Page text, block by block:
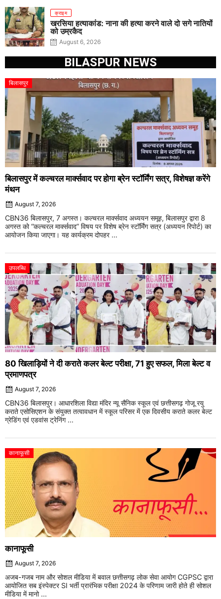
क्राइम
खरसिया हत्याकांड: नाना की हत्या करने वाले दो सगे नातियों
को उम्रकैद
August 6, 2026
BILASPUR NEWS
बिलासपुर
बिलासपुर में कल्चरल मार्क्सवाद पर होगा ब्रेन स्टॉर्मिंग सत्र, विशेषज्ञ करेंगे
मंथन
August 7, 2026
CBN36 बिलासपुर, 7 अगस्त। कल्चरल मार्क्सवाद अध्ययन समूह, बिलासपुर द्वारा 8
अगस्त को “कल्चरल मार्क्सवाद” विषय पर विशेष ब्रेन स्टॉर्मिंग सत्र (अध्ययन रिपोर्ट) का
आयोजन किया जाएगा। यह कार्यक्रम दोपहर ...
उपलब्धि
80 खिलाड़ियों ने दी कराते कलर बेल्ट परीक्षा, 71 हुए सफल, मिला बेल्ट व
प्रमाणपत्र
August 7, 2026
CBN36 बिलासपुर। आधारशिला विद्या मंदिर न्यू सैनिक स्कूल एवं छत्तीसगढ़ गोजू रयु
कराते एसोसिएशन के संयुक्त तत्वावधान में स्कूल परिसर में एक दिवसीय कराते कलर बेल्ट
ग्रेडिंग एवं एडवांस ट्रेनिंग ...
कानाफूसी
कानाफूसी
August 7, 2026
अजब-गजब नाम और सोशल मीडिया में बवाल छत्तीसगढ़ लोक सेवा आयोग CGPSC द्वारा
आयोजित सब इंस्पेक्टर SI भर्ती प्रारंभिक परीक्षा 2024 के परिणाम जारी होते ही सोशल
मीडिया में मानो ...